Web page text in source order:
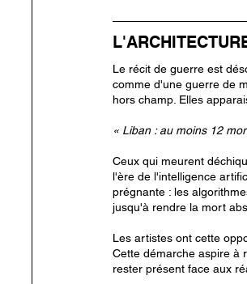
Le récit de guerre est
comme d'une guerre de
hors champ. Elles
« Liban : au moins 12
Ceux qui meurent
l'ère de l'intelligence
prégnante : les
jusqu'à rendre la mort
Les artistes ont cette
Cette démarche aspire à
rester présent face aux